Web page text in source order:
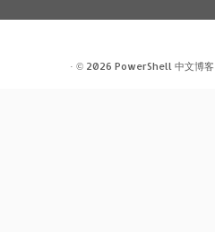
· © 2026 PowerShell 中文博客